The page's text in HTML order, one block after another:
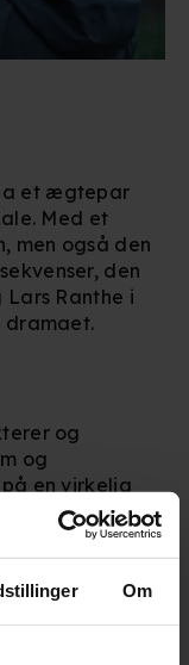
Om
et ægtepar
Med et
men også den
den
Ranthe i
dramaet.
og
og
en virkelig
syndrom, hvilket
men også